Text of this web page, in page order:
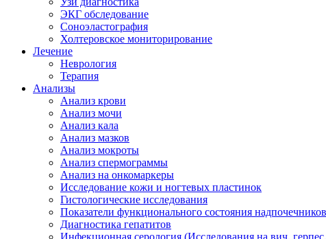
ЭКГ обследование
Соноэластография
Холтеровское мониторирование
Лечение
Неврология
Терапия
Анализы
Анализ крови
Анализ мочи
Анализ кала
Анализ мазков
Анализ мокроты
Анализ спермограммы
Анализ на онкомаркеры
Исследование кожи и ногтевых пластинок
Гистологические исследования
Показатели функционального состояния надпочечников
Диагностика гепатитов
Инфекционная серология (Исследования на вич,